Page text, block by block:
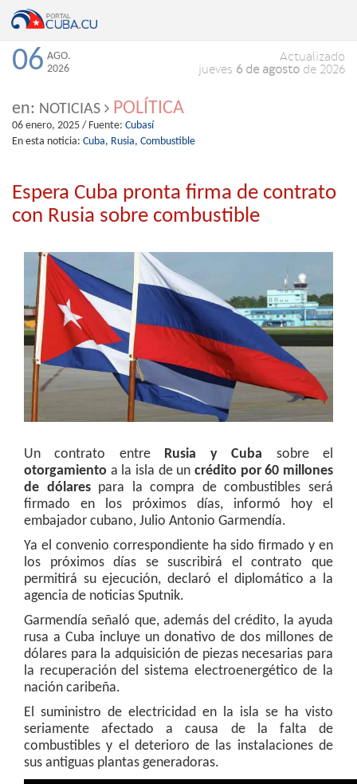
06 AGO.
2026
Actualizado
jueves 6 de agosto de 2026
en: NOTICIAS POLÍTICA
06 enero, 2025 / Fuente: Cubasí
En esta noticia: Cuba, Rusia, Combustible
Espera Cuba pronta firma de contrato
con Rusia sobre combustible
Un contrato entre Rusia y Cuba sobre el
otorgamiento a la isla de un crédito por 60 millones
de dólares para la compra de combustibles será
firmado en los próximos días, informó hoy el
embajador cubano, Julio Antonio Garmendía.
Ya el convenio correspondiente ha sido firmado y en
los próximos días se suscribirá el contrato que
permitirá su ejecución, declaró el diplomático a la
agencia de noticias Sputnik.
Garmendía señaló que, además del crédito, la ayuda
rusa a Cuba incluye un donativo de dos millones de
dólares para la adquisición de piezas necesarias para
la recuperación del sistema electroenergético de la
nación caribeña.
El suministro de electricidad en la isla se ha visto
seriamente afectado a causa de la falta de
combustibles y el deterioro de las instalaciones de
sus antiguas plantas generadoras.